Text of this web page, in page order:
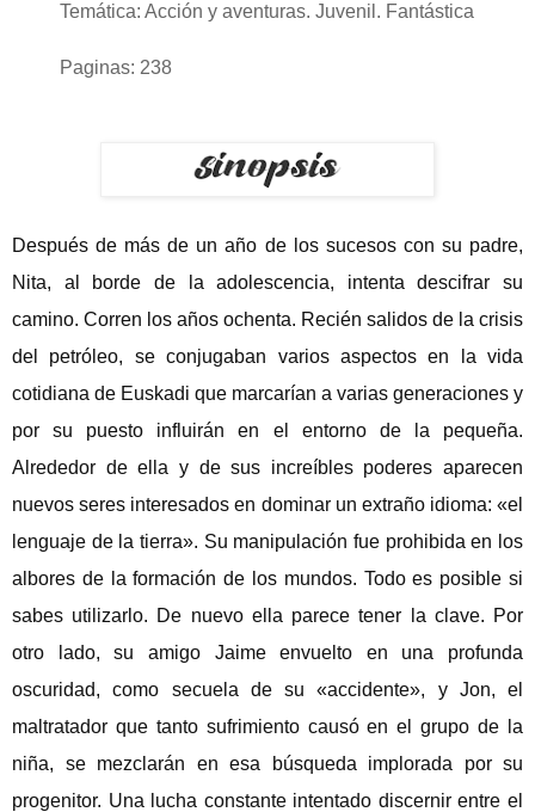
Temática: Acción y aventuras. Juvenil. Fantástica
Paginas: 238
Después de más de un año de los sucesos con su padre,
Nita, al borde de la adolescencia, intenta descifrar su
camino. Corren los años ochenta. Recién salidos de la crisis
del petróleo, se conjugaban varios aspectos en la vida
cotidiana de Euskadi que marcarían a varias generaciones y
por su puesto influirán en el entorno de la pequeña.
Alrededor de ella y de sus increíbles poderes aparecen
nuevos seres interesados en dominar un extraño idioma: «el
lenguaje de la tierra». Su manipulación fue prohibida en los
albores de la formación de los mundos. Todo es posible si
sabes utilizarlo. De nuevo ella parece tener la clave. Por
otro lado, su amigo Jaime envuelto en una profunda
oscuridad, como secuela de su «accidente», y Jon, el
maltratador que tanto sufrimiento causó en el grupo de la
niña, se mezclarán en esa búsqueda implorada por su
progenitor. Una lucha constante intentado discernir entre el